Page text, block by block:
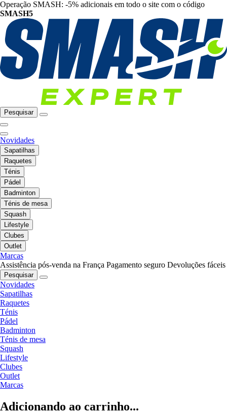
Operação SMASH: -5% adicionais em todo o site com o código
SMASH5
Pesquisar
Novidades
Sapatilhas
Raquetes
Ténis
Pádel
Badminton
Ténis de mesa
Squash
Lifestyle
Clubes
Outlet
Marcas
Assistência pós-venda na França Pagamento seguro Devoluções fáceis
Pesquisar
Novidades
Sapatilhas
Raquetes
Ténis
Pádel
Badminton
Ténis de mesa
Squash
Lifestyle
Clubes
Outlet
Marcas
Adicionando ao carrinho...